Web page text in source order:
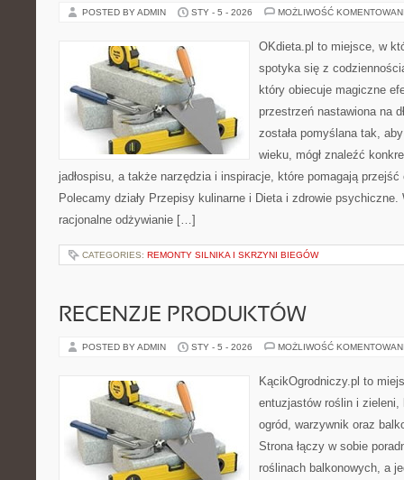
POSTED BY ADMIN STY - 5 - 2026 MOŻLIWOŚĆ
OKdieta.pl to miejsce, w
spotyka się z
który obiecuje magiczne
przestrzeń nastawiona na
została pomyślana tak,
wieku, mógł znaleźć
jadłospisu, a także narzędzia i inspiracje, które pomagają
Polecamy działy Przepisy kulinarne i Dieta i zdrowie
racjonalne odżywianie […]
CATEGORIES: REMONTY SILNIKA I SKRZYNI BIEGÓW
RECENZJE PRODUKTÓW
POSTED BY ADMIN STY - 5 - 2026 MOŻLIWOŚĆ
KącikOgrodniczy.pl to
entuzjastów roślin i
ogród, warzywnik oraz
Strona łączy w sobie
roślinach balkonowych, a